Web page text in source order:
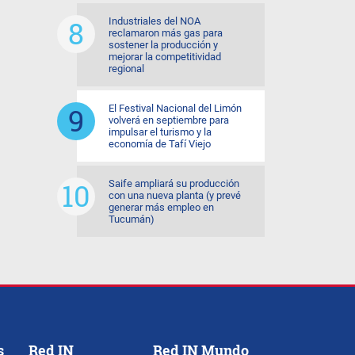
Industriales del NOA
reclamaron más gas para
sostener la producción y
mejorar la competitividad
regional
El Festival Nacional del Limón
volverá en septiembre para
impulsar el turismo y la
economía de Tafí Viejo
Saife ampliará su producción
con una nueva planta (y prevé
generar más empleo en
Tucumán)
Red IN
Red IN Mundo